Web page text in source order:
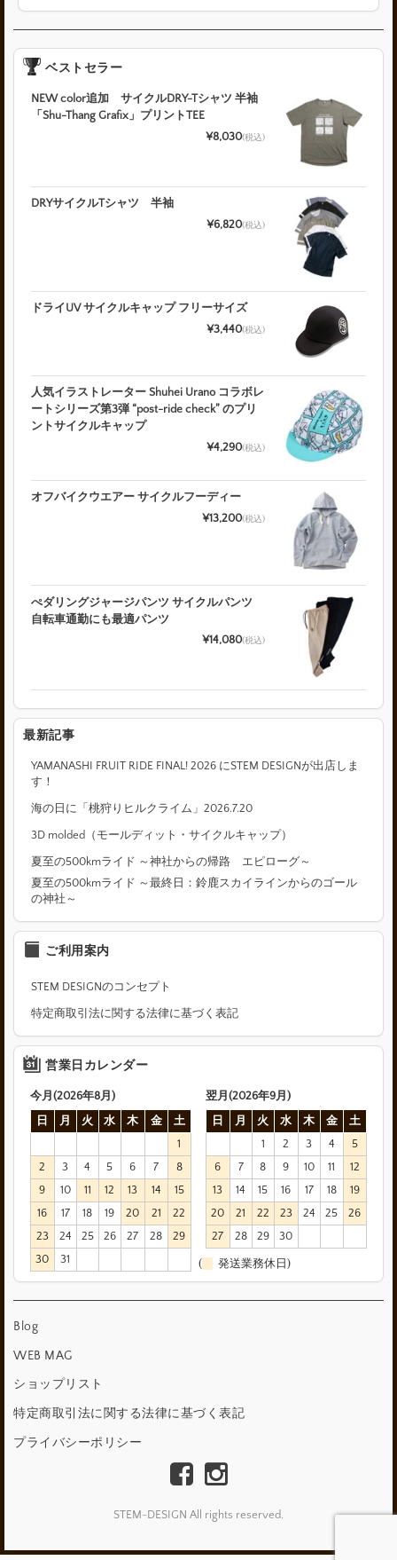
ベストセラー
NEW color追加 サイクルDRY-Tシャツ 半袖
「Shu-Thang Grafix」プリントTEE
¥8,030(税込)
DRYサイクルTシャツ 半袖
¥6,820(税込)
ドライUV サイクルキャップ フリーサイズ
¥3,440(税込)
人気イラストレーター Shuhei Urano コラボレ
ートシリーズ第3弾 “post-ride check” のプリ
ントサイクルキャップ
¥4,290(税込)
オフバイクウエアー サイクルフーディー
¥13,200(税込)
ぺダリングジャージパンツ サイクルパンツ
自転車通勤にも最適パンツ
¥14,080(税込)
最新記事
YAMANASHI FRUIT RIDE FINAL! 2026 にSTEM DESIGNが出店しま
す！
海の日に「桃狩りヒルクライム」2026.7.20
3D molded（モールディット・サイクルキャップ）
夏至の500kmライド ～神社からの帰路 エピローグ～
夏至の500kmライド ～最終日：鈴鹿スカイラインからのゴール
の神社～
ご利用案内
STEM DESIGNのコンセプト
特定商取引法に関する法律に基づく表記
営業日カレンダー
今月(2026年8月)
日
月 火 水 木 金
土
1
2
3 4 5 6 7
8
9
10 11 12 13 14
15
16
17 18 19 20 21
22
23
24 25 26 27 28
29
30
31
翌月(2026年9月)
日
月 火 水 木 金
土
1
2 3 4
5
6
7 8 9 10 11
12
13
14 15 16 17 18
19
20
21 22 23 24 25
26
27
28 29 30
( 発送業務休日)
Blog
WEB MAG
ショップリスト
特定商取引法に関する法律に基づく表記
プライバシーポリシー
STEM-DESIGN All rights reserved.